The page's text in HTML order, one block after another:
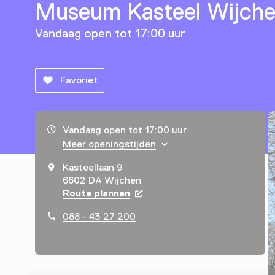
Museum Kasteel
Vandaag open tot 17:00 uur
Favoriet
Openingstijden, adres & telefoonnummer
Vandaag open tot 17:00 uur
Meer openingstijden
Kasteellaan 9
6602 DA Wijchen
Route plannen Opent in een nieuw tabblad
088 - 43 27 200